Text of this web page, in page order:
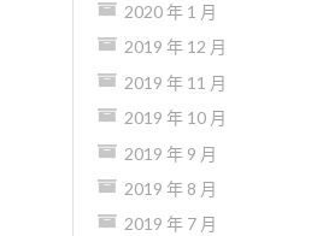
2020 年 1 月
2019 年 12 月
2019 年 11 月
2019 年 10 月
2019 年 9 月
2019 年 8 月
2019 年 7 月